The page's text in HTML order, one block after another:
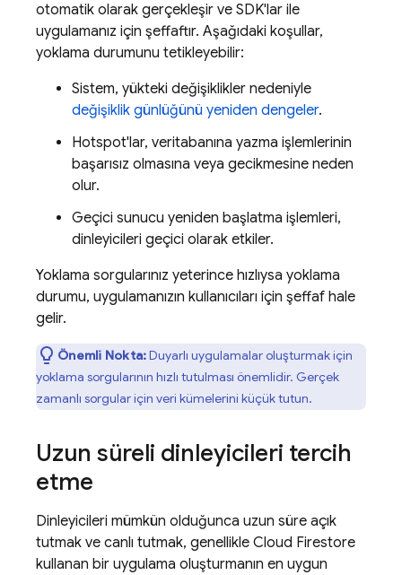
otomatik olarak gerçekleşir ve SDK'lar ile
uygulamanız için şeffaftır. Aşağıdaki koşullar,
yoklama durumunu tetikleyebilir:
Sistem, yükteki değişiklikler nedeniyle
değişiklik günlüğünü yeniden dengeler.
Hotspot'lar, veritabanına yazma işlemlerinin
başarısız olmasına veya gecikmesine neden
olur.
Geçici sunucu yeniden başlatma işlemleri,
dinleyicileri geçici olarak etkiler.
Yoklama sorgularınız yeterince hızlıysa yoklama
durumu, uygulamanızın kullanıcıları için şeffaf hale
gelir.
Önemli Nokta:Duyarlı uygulamalar oluşturmak için
yoklama sorgularının hızlı tutulması önemlidir. Gerçek
zamanlı sorgular için veri kümelerini küçük tutun.
Uzun süreli dinleyicileri tercih
etme
Dinleyicileri mümkün olduğunca uzun süre açık
tutmak ve canlı tutmak, genellikle Cloud Firestore
kullanan bir uygulama oluşturmanın en uygun